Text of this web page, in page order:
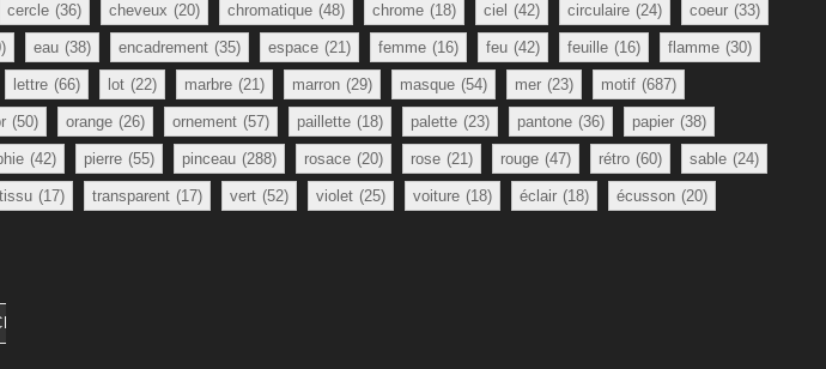
cercle (36) cheveux (20) chromatique (48) chrome (18) ciel (42) circulaire (24) coeur (33)
eau (38) encadrement (35) espace (21) femme (16) feu (42) feuille (16) flamme (30)
lettre (66) lot (22) marbre (21) marron (29) masque (54) mer (23) motif (687)
(50) orange (26) ornement (57) paillette (18) palette (23) pantone (36) papier (38)
(42) pierre (55) pinceau (288) rosace (20) rose (21) rouge (47) rétro (60) sable (24)
tissu (17) transparent (17) vert (52) violet (25) voiture (18) éclair (18) écusson (20)